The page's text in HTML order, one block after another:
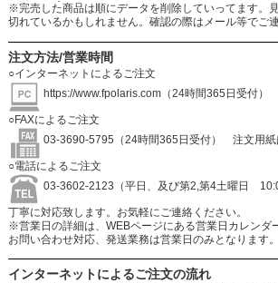
※完売した商品は順にデータを削除していってます。
切れているかもしれません。確認の際はメール等でご連
注文方法/営業時間
○インターネットによるご注文
https://www.fpolaris.com（24時間365日受付）
○FAXによるご注文
03-3690-5795（24時間365日受付）
注文用紙
○電話によるご注文
03-3602-2123（平日、及び第2,第4土曜日
丁寧に対応致します。お気軽にご連絡ください。
※営業日の詳細は、WEBページにある営業日カレンダ
お問い合わせ対応、発送業務は営業日のみとなります。
インターネットによるご注文の流れ